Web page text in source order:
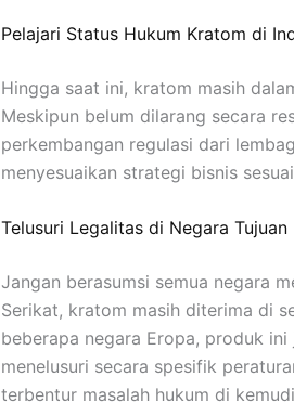
Pelajari Status Hukum Kratom di
Hingga saat ini, kratom masih
Meskipun belum dilarang secara
perkembangan regulasi dari
menyesuaikan strategi bisnis
Telusuri Legalitas di Negara Tujuan
Jangan berasumsi semua negara
Serikat, kratom masih diterima di
beberapa negara Eropa, produk
menelusuri secara spesifik
terbentur masalah hukum di